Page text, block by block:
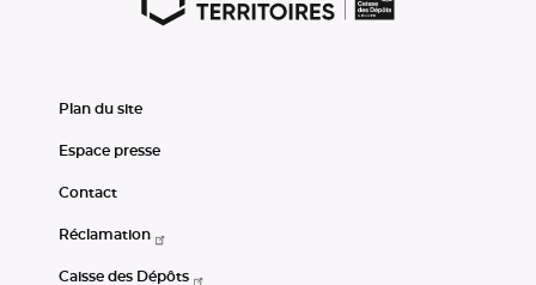
Plan du site
Espace presse
Contact
Réclamation
Caisse des Dépôts